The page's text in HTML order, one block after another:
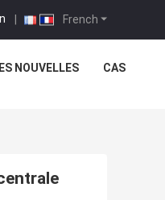
French
|
NOUVELLES CAS